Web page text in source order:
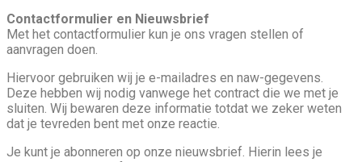
Contactformulier en Nieuwsbrief
Met het contactformulier kun je ons vragen stellen of
aanvragen doen.
Hiervoor gebruiken wij je e-mailadres en naw-gegevens.
Deze hebben wij nodig vanwege het contract die we met je
sluiten. Wij bewaren deze informatie totdat we zeker weten
dat je tevreden bent met onze reactie.
Je kunt je abonneren op onze nieuwsbrief. Hierin lees je